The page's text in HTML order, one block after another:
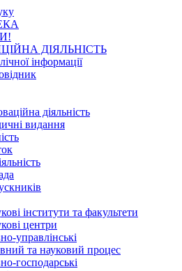
ДІЯЛЬНІСТЬ
інформації
діяльність
видання
інститути та факультети
центри
управлінські
та науковий процес
господарські